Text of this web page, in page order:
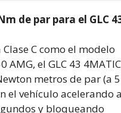
de par para el GLC
C como el modelo
AMG, el GLC 43
metros de par (a
el vehículo acelerando
y bloqueando